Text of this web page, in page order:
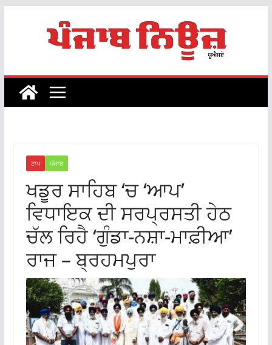
ਟਾਪ ਪੰਜਾਬ
ਖਡੂਰ ਸਾਹਿਬ ‘ਚ ‘ਆਪ’
ਵਿਧਾਇਕ ਦੀ ਸਰਪ੍ਰਸਤੀ ਹੇਠ
ਚੱਲ ਰਿਹੈ ‘ਗੁੰਡਾ-ਨਸ਼ਾ-ਮਾਫ਼ੀਆ’
ਰਾਜ – ਬ੍ਰਹਮਪੁਰਾ